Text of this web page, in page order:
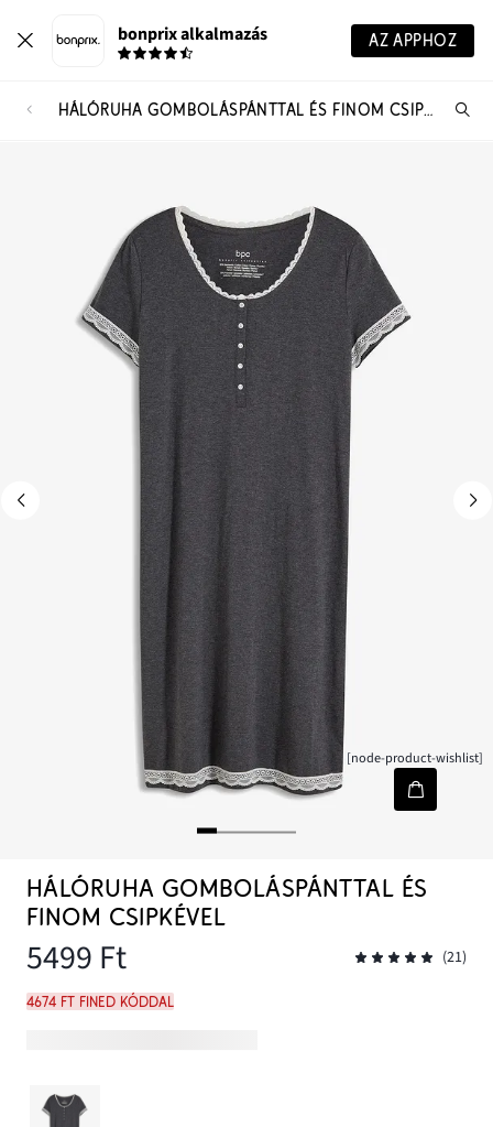
bonprix alkalmazás AZ APPHOZ
HÁLÓRUHA GOMBOLÁSPÁNTTAL ÉS FINOM CSIPKÉVEL
[node-product-wishlist]
HÁLÓRUHA GOMBOLÁSPÁNTTAL ÉS
FINOM CSIPKÉVEL
5499 Ft (21)
4674 Ft FINED kóddal